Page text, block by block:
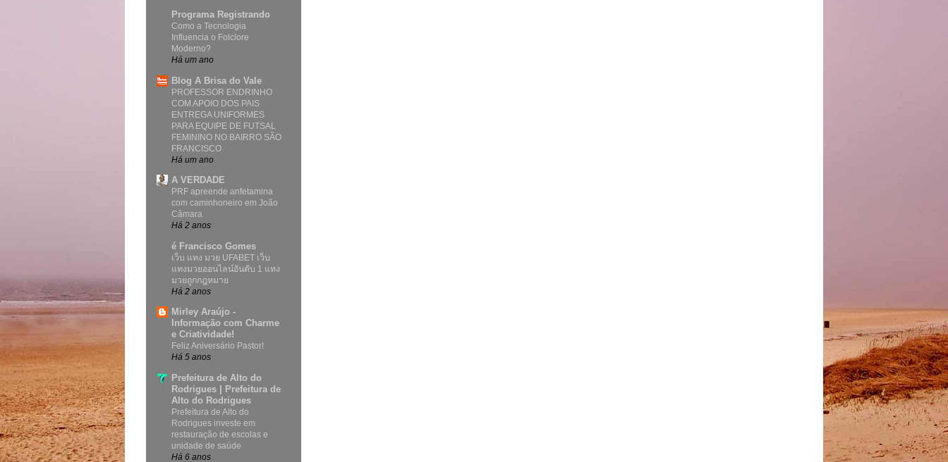
Programa Registrando
Como a Tecnologia
Influencia o Folclore
Moderno?
Há um ano
Blog A Brisa do Vale
PROFESSOR ENDRINHO
COM APOIO DOS PAIS
ENTREGA UNIFORMES
PARA EQUIPE DE FUTSAL
FEMININO NO BAIRRO SÃO
FRANCISCO
Há um ano
A VERDADE
PRF apreende anfetamina
com caminhoneiro em João
Câmara
Há 2 anos
é Francisco Gomes
เว็บ แทง มวย UFABET เว็บ
แทงมวยออนไลน์อันดับ 1 แทง
มวยถูกกฎหมาย
Há 2 anos
Mirley Araújo -
Informação com Charme
e Criatividade!
Feliz Aniversário Pastor!
Há 5 anos
Prefeitura de Alto do
Rodrigues | Prefeitura de
Alto do Rodrigues
Prefeitura de Alto do
Rodrigues investe em
restauração de escolas e
unidade de saúde
Há 6 anos